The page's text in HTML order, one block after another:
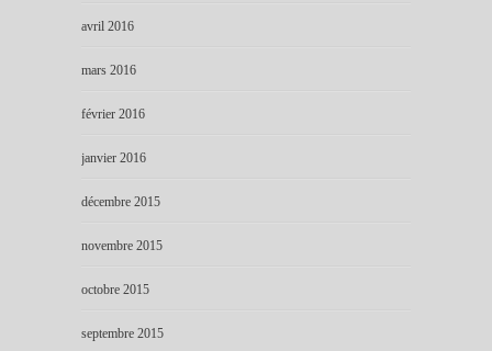
avril 2016
mars 2016
février 2016
janvier 2016
décembre 2015
novembre 2015
octobre 2015
septembre 2015